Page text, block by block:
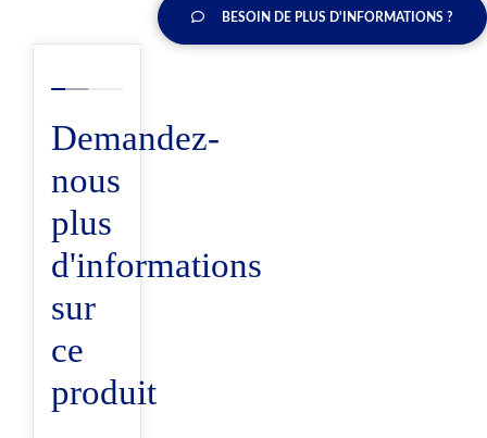
BESOIN DE PLUS D'INFORMATIONS ?
Demandez-
nous
plus
d'informations
sur
ce
produit